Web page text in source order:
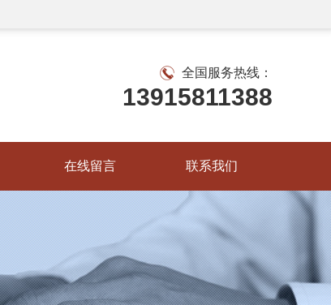
全国服务热线：
13915811388
在线留言 联系我们